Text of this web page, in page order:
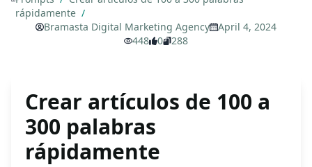
rápidamente /
Bramasta Digital Marketing Agency
April 4, 2024
448
0 288
Crear artículos de 100 a
300 palabras
rápidamente